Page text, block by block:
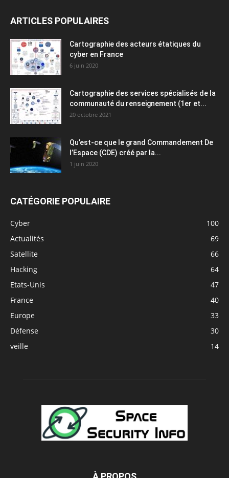
ARTICLES POPULAIRES
Cartographie des acteurs étatiques du
cyber en France
6 juin 2020
Cartographie des services spécialisés de la
communauté du renseignement (1er et...
20 octobre 2021
Qu’est-ce que le grand Commandement De
l’Espace (CDE) créé par la...
1 juin 2020
CATÉGORIE POPULAIRE
Cyber
100
Actualités
69
Satellite
66
Hacking
64
Etats-Unis
47
France
40
Europe
33
Défense
30
veille
14